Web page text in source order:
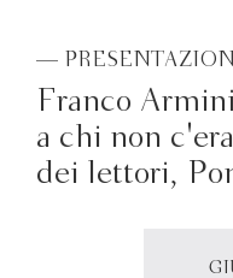
—
Franco
a chi non
dei lettori,